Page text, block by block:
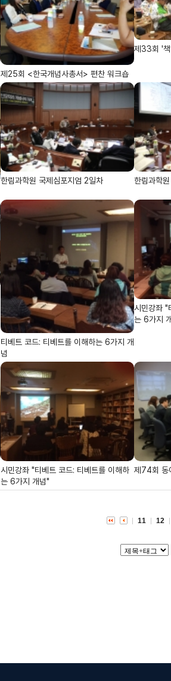
제25회 <한국개념사총서> 편찬 워크숍
제33회 '
한림과학원 국제심포지엄 2일차
한림과학
티베트 코드: 티베트를 이해하는 6가지 개
념
시민강좌 "
는 6가지
시민강좌 "티베트 코드: 티베트를 이해하
는 6가지 개념"
제74회 동
11 12